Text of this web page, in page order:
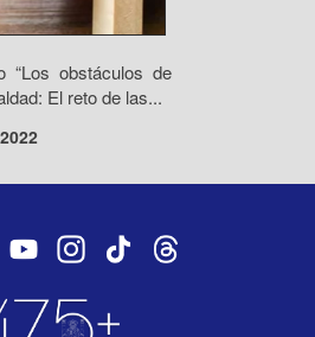
“Los obstáculos de
El reto de las...